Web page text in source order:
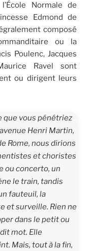
Normale de
Edmond de
composé
ou la
Poulenc, Jacques
Ravel sont
ou dirigent leurs
que vous pénétriez
Henri Martin,
Rome, nous dirions
et choristes
ou concerto, un
le train, tandis
fauteuil, la
et surveille. Rien ne
dans le petit ou
mot. Elle
Mais, tout à la fin,